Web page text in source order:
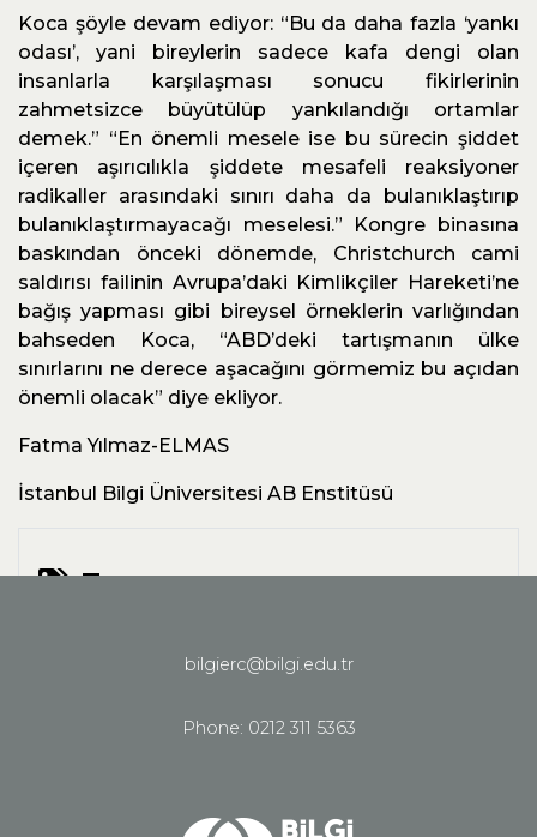
Koca şöyle devam ediyor: “Bu da daha fazla ‘yankı
odası’, yani bireylerin sadece kafa dengi olan
insanlarla karşılaşması sonucu fikirlerinin
zahmetsizce büyütülüp yankılandığı ortamlar
demek.” “En önemli mesele ise bu sürecin şiddet
içeren aşırıcılıkla şiddete mesafeli reaksiyoner
radikaller arasındaki sınırı daha da bulanıklaştırıp
bulanıklaştırmayacağı meselesi.” Kongre binasına
baskından önceki dönemde, Christchurch cami
saldırısı failinin Avrupa’daki Kimlikçiler Hareketi’ne
bağış yapması gibi bireysel örneklerin varlığından
bahseden Koca, “ABD’deki tartışmanın ülke
sınırlarını ne derece aşacağını görmemiz bu açıdan
önemli olacak” diye ekliyor.
Fatma Yılmaz-ELMAS
İstanbul Bilgi Üniversitesi AB Enstitüsü
Tags:
bilgierc@bilgi.edu.tr
Phone: 0212 311 5363